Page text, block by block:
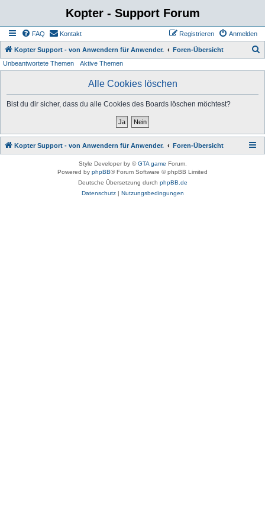
Kopter - Support Forum
FAQ Kontakt Anmelden
Registrieren
Kopter Support - von Anwendern für Anwender. Foren-Übersicht
Unbeantwortete Themen Aktive Themen
Alle Cookies löschen
Bist du dir sicher, dass du alle Cookies des Boards löschen möchtest?
Kopter Support - von Anwendern für Anwender. Foren-Übersicht
Style Developer by ©GTA game Forum.
Powered by phpBB® Forum Software © phpBB Limited
Deutsche Übersetzung durch phpBB.de
Datenschutz| Nutzungsbedingungen